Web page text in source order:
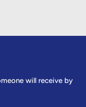
will receive by